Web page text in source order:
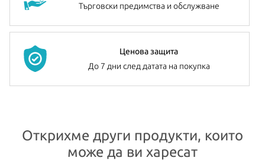
Търговски предимства и обслужване
Ценова защита
До 7 дни след датата на покупка
Открихме други продукти, които
може да ви харесат